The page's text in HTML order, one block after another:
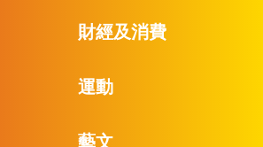
財經及消費
運動
藝文